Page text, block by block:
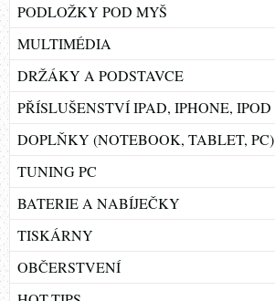
PODLOŽKY POD MYŠ
MULTIMÉDIA
DRŽÁKY A PODSTAVCE
PŘÍSLUŠENSTVÍ IPAD, IPHONE, IPOD
DOPLŇKY (NOTEBOOK, TABLET, PC)
TUNING PC
BATERIE A NABÍJEČKY
TISKÁRNY
OBČERSTVENÍ